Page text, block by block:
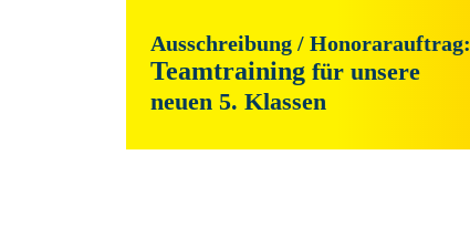
Ausschreibung / Honorarauftrag:
Teamtraining für unsere
neuen 5. Klassen